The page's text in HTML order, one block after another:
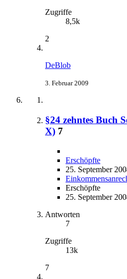
Zugriffe
8,5k
2
DeBlob
3. Februar 2009
§24 zehntes Buch
X) 7
Erschöpfte
25. September
Erschöpfte
25. September
Antworten
7
Zugriffe
13k
7